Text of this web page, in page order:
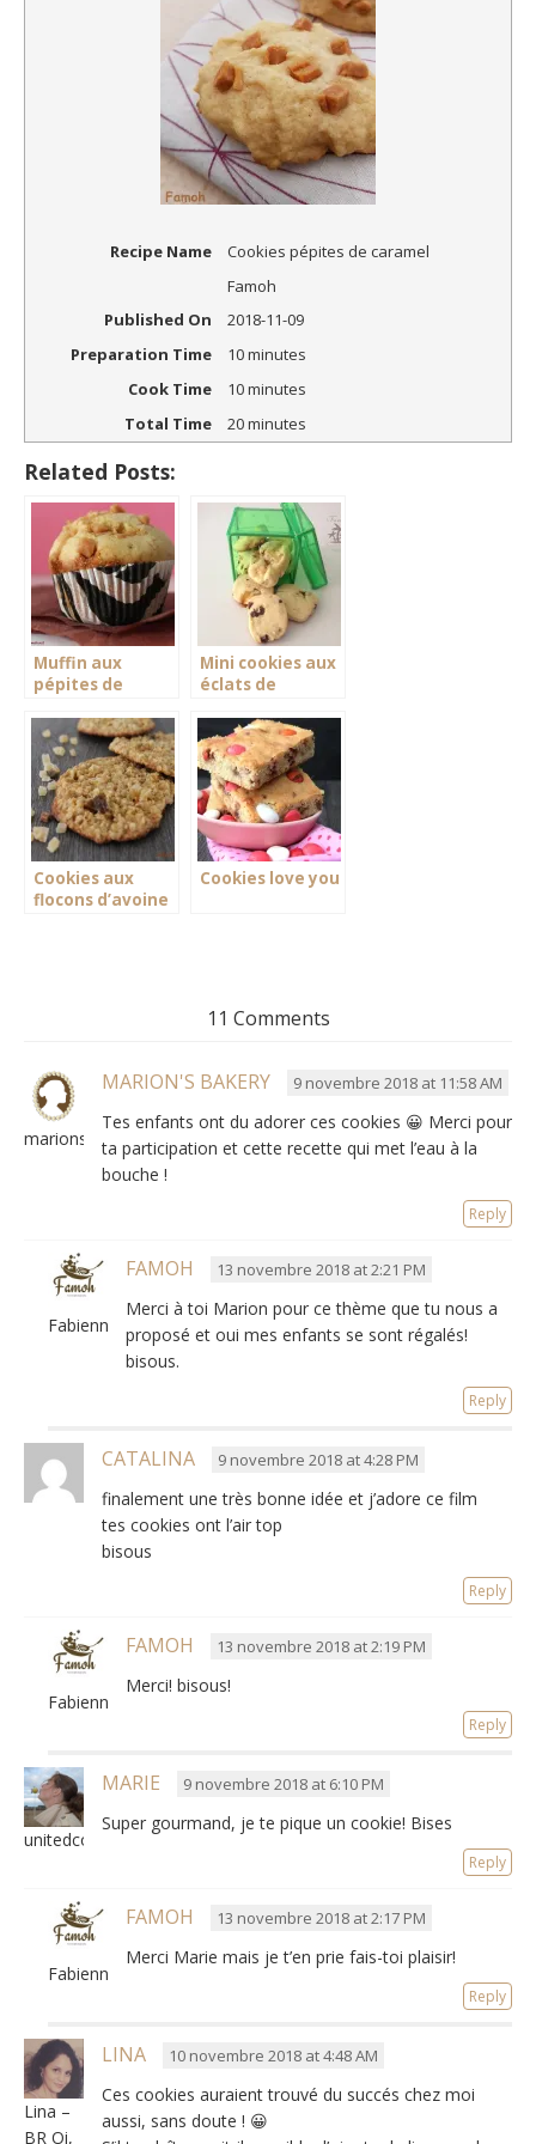
Recipe Name
Cookies pépites de caramel
Famoh
Published On
2018-11-09
Preparation Time
10 minutes
Cook Time
10 minutes
Total Time
20 minutes
Related Posts:
Muffin aux
pépites de
Mini cookies aux
éclats de
Cookies aux
flocons d’avoine
Cookies love you
11 Comments
marionsbky
MARION'S BAKERY 9 novembre 2018 at 11:58 AM
Tes enfants ont du adorer ces cookies 😀 Merci pour
ta participation et cette recette qui met l’eau à la
bouche !
Reply
Fabienne
FAMOH 13 novembre 2018 at 2:21 PM
Merci à toi Marion pour ce thème que tu nous a
proposé et oui mes enfants se sont régalés!
bisous.
Reply
CATALINA 9 novembre 2018 at 4:28 PM
finalement une très bonne idée et j’adore ce film
tes cookies ont l’air top
bisous
Reply
Fabienne
FAMOH 13 novembre 2018 at 2:19 PM
Merci! bisous!
Reply
unitedcoloursofmacarons
MARIE 9 novembre 2018 at 6:10 PM
Super gourmand, je te pique un cookie! Bises
Reply
Fabienne
FAMOH 13 novembre 2018 at 2:17 PM
Merci Marie mais je t’en prie fais-toi plaisir!
Reply
Lina –
BR Oi,
LINA 10 novembre 2018 at 4:48 AM
Ces cookies auraient trouvé du succés chez moi
aussi, sans doute ! 😀